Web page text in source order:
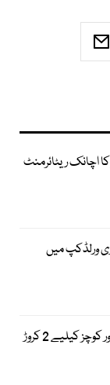
بولر کا اچانک ریٹائرمنٹ
ورلڈکپ میں
ہاکی ورلڈکپ: قومی کھلاڑیوں اور کوچز کیلیے 2 کروڑ